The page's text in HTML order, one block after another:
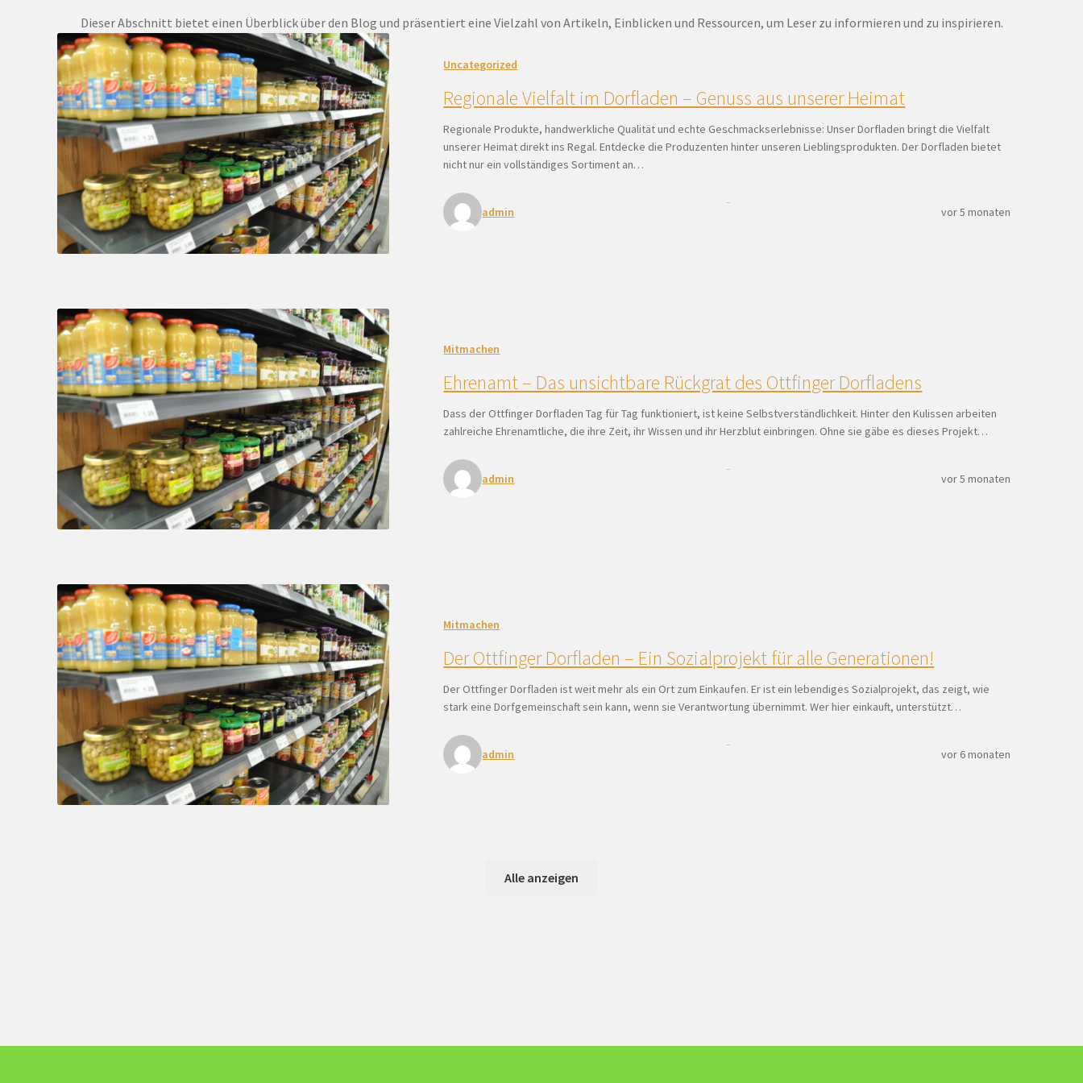
Dieser Abschnitt bietet einen Überblick über den Blog und präsentiert eine Vielzahl von Artikeln, Einblicken und Ressourcen, um Leser zu informieren und zu inspirieren.
Uncategorized
Regionale Vielfalt im Dorfladen – Genuss aus unserer Heimat
Regionale Produkte, handwerkliche Qualität und echte Geschmackserlebnisse: Unser Dorfladen bringt die Vielfalt
unserer Heimat direkt ins Regal. Entdecke die Produzenten hinter unseren Lieblingsprodukten. Der Dorfladen bietet
nicht nur ein vollständiges Sortiment an…
admin vor 5 monaten
Mitmachen
Ehrenamt – Das unsichtbare Rückgrat des Ottfinger Dorfladens
Dass der Ottfinger Dorfladen Tag für Tag funktioniert, ist keine Selbstverständlichkeit. Hinter den Kulissen arbeiten
zahlreiche Ehrenamtliche, die ihre Zeit, ihr Wissen und ihr Herzblut einbringen. Ohne sie gäbe es dieses Projekt…
admin vor 5 monaten
Mitmachen
Der Ottfinger Dorfladen – Ein Sozialprojekt für alle Generationen!
Der Ottfinger Dorfladen ist weit mehr als ein Ort zum Einkaufen. Er ist ein lebendiges Sozialprojekt, das zeigt, wie
stark eine Dorfgemeinschaft sein kann, wenn sie Verantwortung übernimmt. Wer hier einkauft, unterstützt…
admin vor 6 monaten
Alle anzeigen